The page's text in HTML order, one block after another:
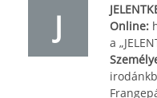
J
Online:
a